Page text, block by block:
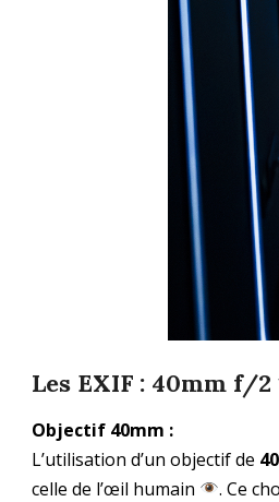
Les EXIF : 40mm f/
Objectif 40mm :
L’utilisation d’un objectif de
celle de l’œil humain
. Ce